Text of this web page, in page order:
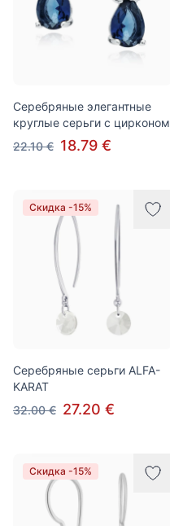
Серебряные элегантные
круглые серьги с цирконом
22.10 € 18.79 €
Скидка -15%
Серебряные серьги ALFA-
KARAT
32.00 € 27.20 €
Скидка -15%